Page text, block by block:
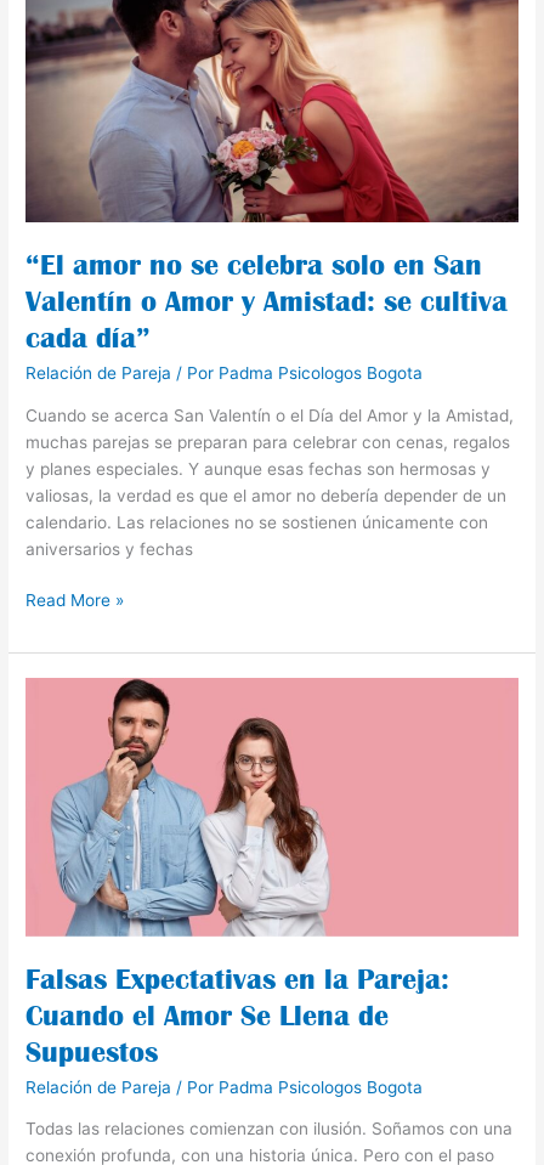
“El amor no se celebra solo en San
Valentín o Amor y Amistad: se cultiva
cada día”
Relación de Pareja / Por Padma Psicologos Bogota
Cuando se acerca San Valentín o el Día del Amor y la Amistad,
muchas parejas se preparan para celebrar con cenas, regalos
y planes especiales. Y aunque esas fechas son hermosas y
valiosas, la verdad es que el amor no debería depender de un
calendario. Las relaciones no se sostienen únicamente con
aniversarios y fechas
no
se
celebra
y
Amistad:
cultiva
cada
Read More »
Falsas Expectativas en la Pareja:
Cuando el Amor Se Llena de
Supuestos
Relación de Pareja / Por Padma Psicologos Bogota
Todas las relaciones comienzan con ilusión. Soñamos con una
conexión profunda, con una historia única. Pero con el paso
Expectativas
Pareja:
Cuando
Amor
Llena
Supuestos